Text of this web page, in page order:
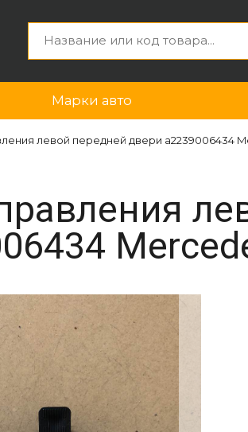
Марки авто
левой передней двери a2239006434